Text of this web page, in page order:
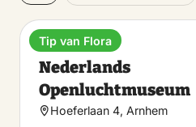
Museum
Nederlands
Openluchtmuseum
Hoeferlaan 4, Arnhem
Tip van Flora